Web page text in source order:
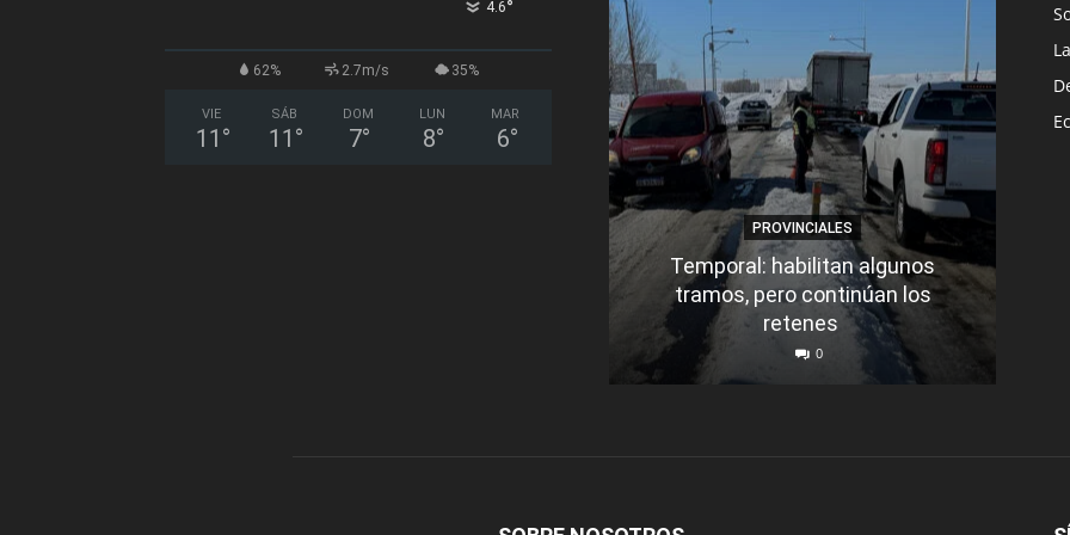
4.6°
62% 2.7m/s 35%
VIE
11 °
SÁB
11 °
DOM
7°
LUN
8°
MAR
6°
PROVINCIALES
Temporal: habilitan algunos
tramos, pero continúan los
retenes
0